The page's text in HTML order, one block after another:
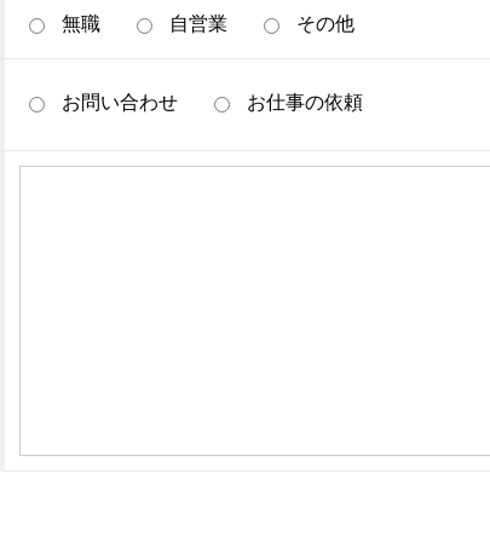
無職 自営業 その他
お問い合わせ お仕事の依頼